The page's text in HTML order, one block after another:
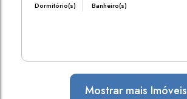
Dormitório(s) Banheiro(s)
Mostrar mais Imóveis